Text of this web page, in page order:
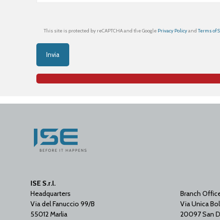
This site is protected by reCAPTCHA and the Google Privacy PolicyandTerms of
ISE S.r.l.
Headquarters
Via del Fanuccio 99/B
55012 Marlia
Branch
Via Unica
20097 San